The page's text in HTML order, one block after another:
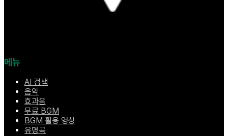
메뉴
AI 검색
음악
효과음
무료 BGM
BGM 활용 영상
유명곡